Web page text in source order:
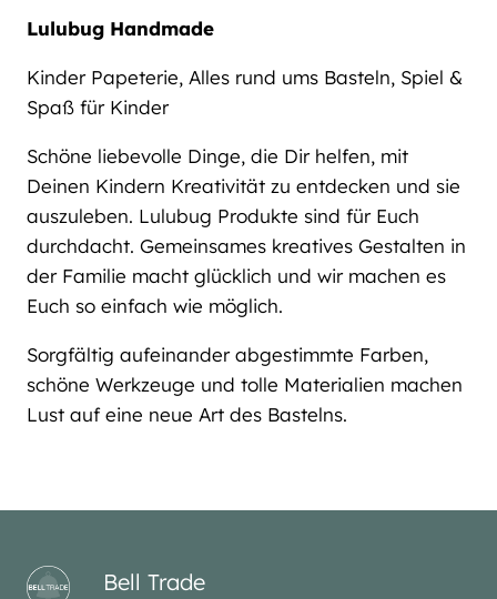
Lulubug Handmade
Kinder Papeterie, Alles rund ums Basteln, Spiel &
Spaß für Kinder
Schöne liebevolle Dinge, die Dir helfen, mit
Deinen Kindern Kreativität zu entdecken und sie
auszuleben. Lulubug Produkte sind für Euch
durchdacht. Gemeinsames kreatives Gestalten in
der Familie macht glücklich und wir machen es
Euch so einfach wie möglich.
Sorgfältig aufeinander abgestimmte Farben,
schöne Werkzeuge und tolle Materialien machen
Lust auf eine neue Art des Bastelns.
Bell Trade